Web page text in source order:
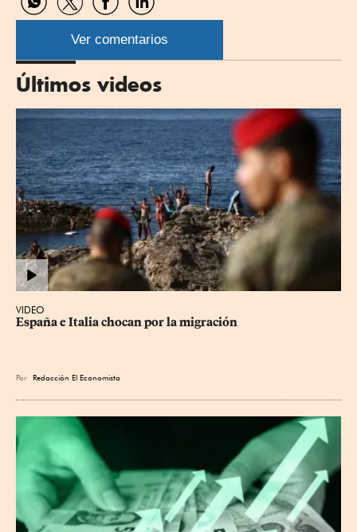
Compartir
por
WhatsApp
Compartir
por
Twitter
Compartir
por
Facebook
Compartir
por
Linkedin
Ver comentarios
Últimos videos
VIDEO
España e Italia chocan por la migración
Por Redacción El Economista